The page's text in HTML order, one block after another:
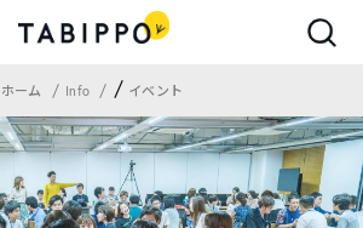
ホーム Info / イベント